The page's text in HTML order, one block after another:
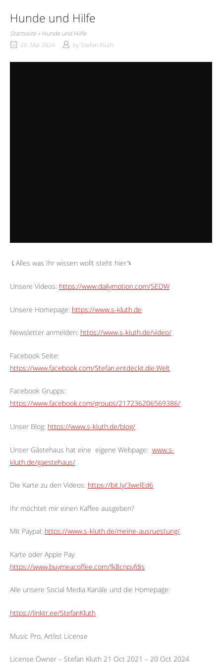
Hunde und Hilfe
Startseite »Hunde und Hilfe
26. Mai 2024
by Stefan Kluth
⤹Alles was Ihr wissen wollt steht hier⤵︎
Unsere Videos: https://www.dailymotion.com/SEDW
Unsere Homepage: https://www.s-kluth.de
Newsletter anmelden: https://www.s-kluth.de/video/
Facebook Seite:
https://www.facebook.com/Stefan.entdeckt.die.Welt
Facebook Grupps:
https://www.facebook.com/groups/217236206569386/
Unser Blog: https://www.s-kluth.de/blog/
Unser Gästehaus hat eine eigene Webpage: www.s-
kluth.de/gaestehaus/
Die Karte zu den Videos: https://bit.ly/3welEd6
Ihr möchtet mir einen Kaffee ausgeben?
Mit Paypal: https://www.s-kluth.de/meine-ausruestung/
Karte oder Apple Pay:
https://www.buymeacoffee.com/fk8cnpvfdjs
Alle unsere Social Media Kanäle und die Homepage:
https://linktr.ee/StefanKluth
Music Pro, Artlist License
License Owner – Stefan Kluth 21 Oct 2021 – 20 Oct 2024